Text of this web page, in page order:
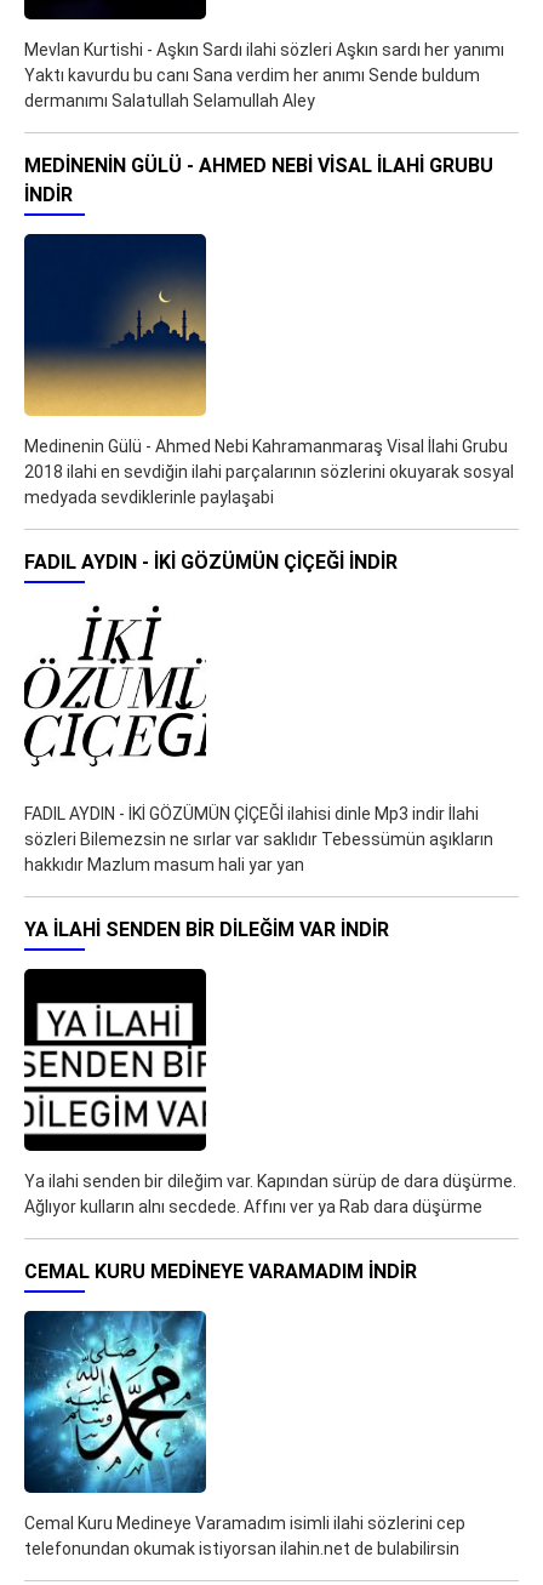
Mevlan Kurtishi - Aşkın Sardı ilahi sözleri Aşkın sardı her yanımı
Yaktı kavurdu bu canı Sana verdim her anımı Sende buldum
dermanımı Salatullah Selamullah Aley
MEDINENIN GÜLÜ - AHMED NEBI VISAL İLAHI GRUBU
İNDIR
Medinenin Gülü - Ahmed Nebi Kahramanmaraş Visal İlahi Grubu
2018 ilahi en sevdiğin ilahi parçalarının sözlerini okuyarak sosyal
medyada sevdiklerinle paylaşabi
FADIL AYDIN - İKİ GÖZÜMÜN ÇİÇEĞİ İNDIR
FADIL AYDIN - İKİ GÖZÜMÜN ÇİÇEĞİ ilahisi dinle Mp3 indir İlahi
sözleri Bilemezsin ne sırlar var saklıdır Tebessümün aşıkların
hakkıdır Mazlum masum hali yar yan
YA ILAHI SENDEN BIR DILEĞIM VAR İNDIR
Ya ilahi senden bir dileğim var. Kapından sürüp de dara düşürme.
Ağlıyor kulların alnı secdede. Affını ver ya Rab dara düşürme
CEMAL KURU MEDINEYE VARAMADIM İNDIR
Cemal Kuru Medineye Varamadım isimli ilahi sözlerini cep
telefonundan okumak istiyorsan ilahin.net de bulabilirsin